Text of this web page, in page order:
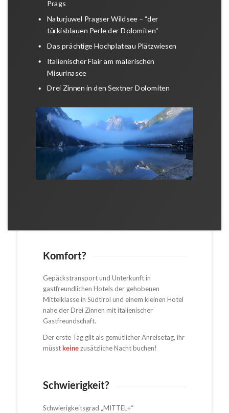
Prags
Naturjuwel Pragser Wildsee – “der
türkisblauen Perle der Dolomiten“
Das prächtige Hochplateau Plätzwiesen
Italienischer Flair am malerischen
Misurinasee
Drei Zinnen in den Sextner Dolomiten
Komfort?
Gepäckstransport und Unterkunft in
gastfreundlichen Hotels der gehobenen
Mittelklasse in Südtirol und einem kleinen Hotel
nahe der Drei Zinnen mit italienischer
Gastfreundschaft.
Der erste Tag gilt als gemütlicher Anreisetag, ihr
müsstkeinezusätzliche Nacht buchen!
Schwierigkeit?
Schwierigkeitsgrad „MITTEL+“